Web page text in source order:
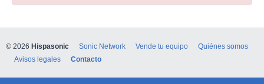
© 2026 Hispasonic Sonic Network Vende tu equipo
Quiénes somos
Avisos legales
Contacto